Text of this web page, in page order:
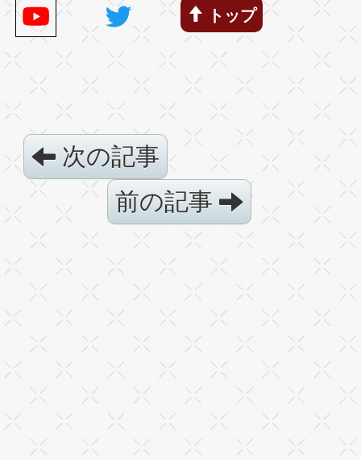
トップ
次の記事
前の記事